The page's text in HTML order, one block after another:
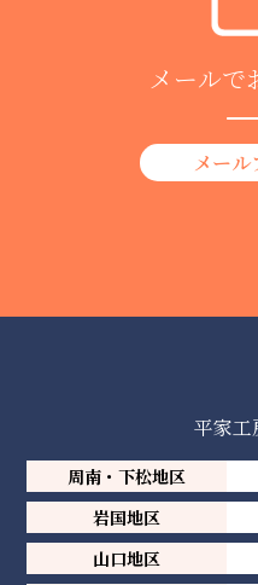
メールで
メール
平家工
周南・下松地区
岩国地区
山口地区